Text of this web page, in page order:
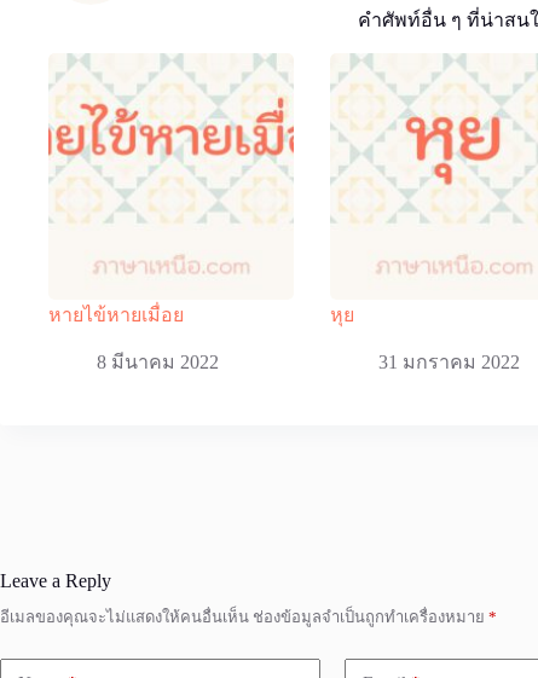
คำศัพท์อื่น ๆ ที่น่าสน
หายไข้หายเมื่อย
8 มีนาคม 2022
หุย
31 มกราคม 2022
Leave a Reply
อีเมลของคุณจะไม่แสดงให้คนอื่นเห็น ช่องข้อมูลจำเป็นถูกทำเครื่องหมาย *